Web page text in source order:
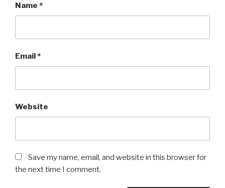
Name *
Email*
Website
Save my name, email, and website in this browser for
the next time I comment.